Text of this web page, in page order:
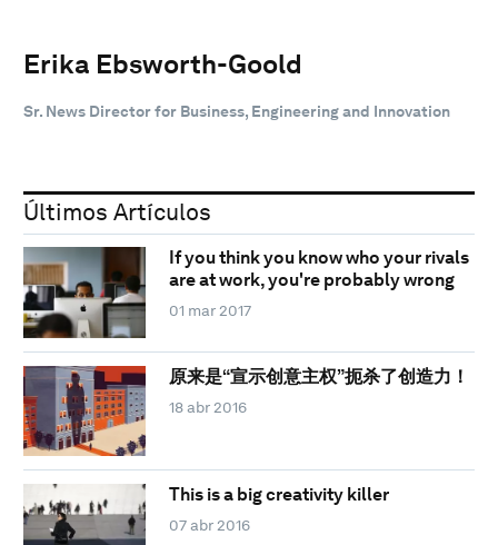
Erika Ebsworth-Goold
‎Sr. News Director for Business, Engineering and Innovation
Últimos Artículos
If you think you know who your rivals
are at work, you're probably wrong
01 mar 2017
原来是“宣示创意主权”扼杀了创造力！
18 abr 2016
This is a big creativity killer
07 abr 2016